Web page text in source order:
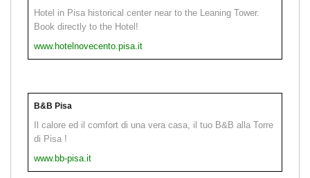
Hotel in Pisa historical center near to the Leaning Tower.
Book directly to the Hotel!
www.hotelnovecento.pisa.it
B&B Pisa
Il calore ed il comfort di una vera casa, il tuo B&B alla Torre
di Pisa !
www.bb-pisa.it